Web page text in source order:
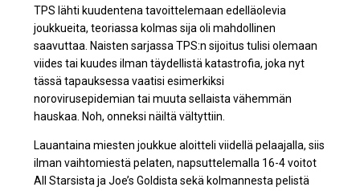
TPS lähti kuudentena tavoittelemaan edelläolevia
joukkueita, teoriassa kolmas sija oli mahdollinen
saavuttaa. Naisten sarjassa TPS:n sijoitus tulisi olemaan
viides tai kuudes ilman täydellistä katastrofia, joka nyt
tässä tapauksessa vaatisi esimerkiksi
norovirusepidemian tai muuta sellaista vähemmän
hauskaa. Noh, onneksi näiltä vältyttiin.
Lauantaina miesten joukkue aloitteli viidellä pelaajalla, siis
ilman vaihtomiestä pelaten, napsuttelemalla 16-4 voitot
All Starsista ja Joe’s Goldista sekä kolmannesta pelistä